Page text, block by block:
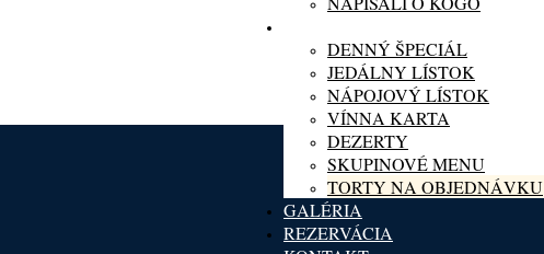
DENNÝ ŠPECIÁL
JEDÁLNY LÍSTOK
NÁPOJOVÝ LÍSTOK
VÍNNA KARTA
DEZERTY
SKUPINOVÉ MENU
TORTY NA OBJEDNÁVKU
GALÉRIA
REZERVÁCIA